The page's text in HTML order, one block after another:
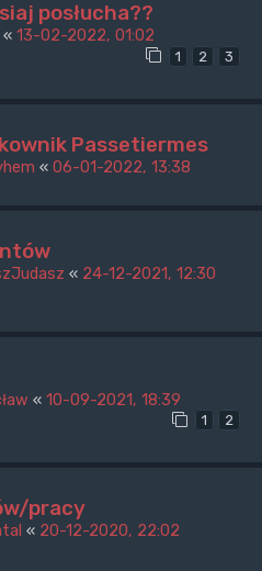
posłucha??
« 13-02-2022, 01:02
1 2 3
Passetiermes
« 06-01-2022, 13:38
« 24-12-2021, 12:30
« 10-09-2021, 18:39
1 2
pracy
« 20-12-2020, 22:02